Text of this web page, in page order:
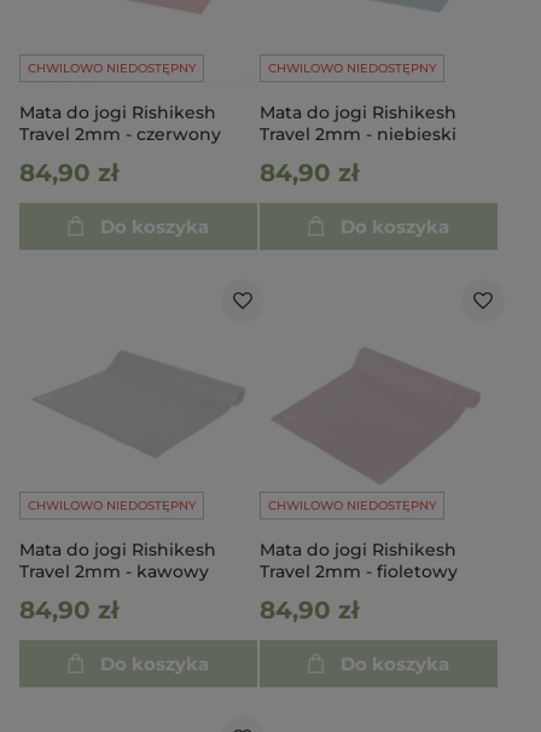
CHWILOWO NIEDOSTĘPNY
Mata do jogi Rishikesh
Travel 2mm - czerwony
84,90 zł
Do koszyka
CHWILOWO NIEDOSTĘPNY
Mata do jogi Rishikesh
Travel 2mm - niebieski
84,90 zł
Do koszyka
CHWILOWO NIEDOSTĘPNY
Mata do jogi Rishikesh
Travel 2mm - kawowy
84,90 zł
Do koszyka
CHWILOWO NIEDOSTĘPNY
Mata do jogi Rishikesh
Travel 2mm - fioletowy
84,90 zł
Do koszyka